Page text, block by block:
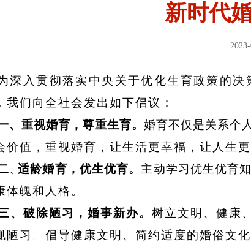
新时代
深入贯彻落实中央关于优化生育政策的决
我们向全社会发出如下倡议：
、 重视婚育，尊重生育。 婚育不仅是关系个
价值，重视婚育 ， 让生活更幸福，让人生更
、适龄婚育，优生优育。 主动学习优生优育知
体魄和人格。
、破除陋习，婚事新办。树立文明 、健康
陋习。倡导健康文明 、 简约适度的婚俗文化